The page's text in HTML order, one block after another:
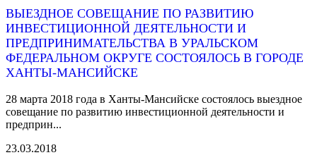
ВЫЕЗДНОЕ СОВЕЩАНИЕ ПО РАЗВИТИЮ
ИНВЕСТИЦИОННОЙ ДЕЯТЕЛЬНОСТИ И
ПРЕДПРИНИМАТЕЛЬСТВА В УРАЛЬСКОМ
ФЕДЕРАЛЬНОМ ОКРУГЕ СОСТОЯЛОСЬ В ГОРОДЕ
ХАНТЫ-МАНСИЙСКЕ
28 марта 2018 года в Ханты-Мансийске состоялось выездное
совещание по развитию инвестиционной деятельности и
предприн...
23.03.2018